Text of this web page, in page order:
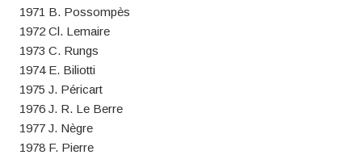
1971 B. Possompès
1972 Cl. Lemaire
1973 C. Rungs
1974 E. Biliotti
1975 J. Péricart
1976 J. R. Le Berre
1977 J. Nègre
1978 F. Pierre